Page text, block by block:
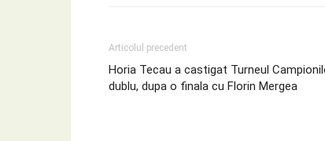
Articolul precedent
Horia Tecau a castigat Turneul
dublu, dupa o finala cu Florin Mergea